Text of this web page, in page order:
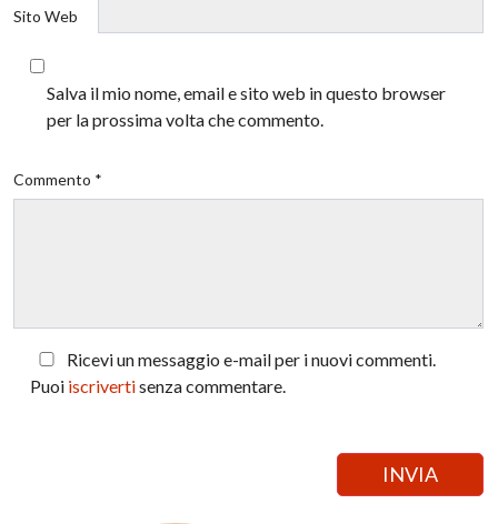
Sito Web
Salva il mio nome, email e sito web in questo browser
per la prossima volta che commento.
Commento *
Ricevi un messaggio e-mail per i nuovi commenti.
Puoi iscrivertisenza commentare.